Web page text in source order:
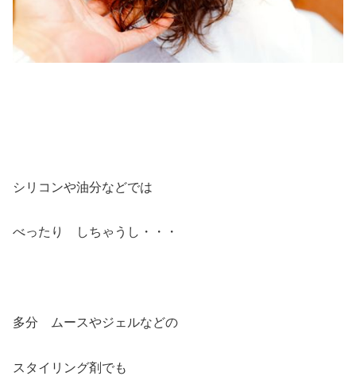
シリコンや油分などでは
べったり しちゃうし・・・
多分 ムースやジェルなどの
スタイリング剤でも